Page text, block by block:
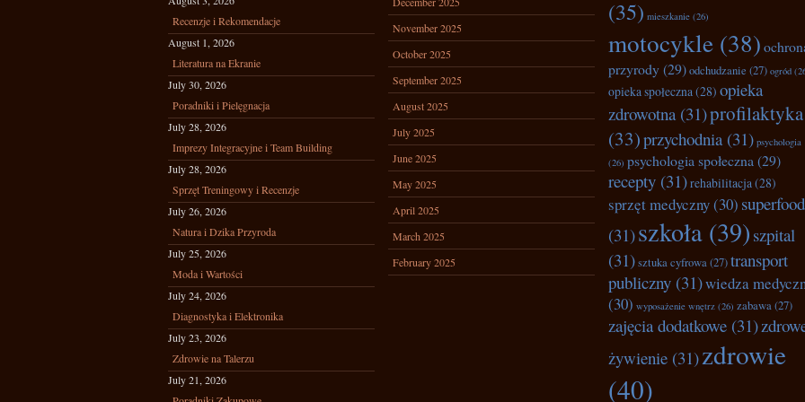
Recenzje i Rekomendacje
August 1, 2026
Literatura na Ekranie
July 30, 2026
Poradniki i Pielęgnacja
July 28, 2026
Imprezy Integracyjne i Team Building
July 28, 2026
Sprzęt Treningowy i Recenzje
July 26, 2026
Natura i Dzika Przyroda
July 25, 2026
Moda i Wartości
July 24, 2026
Diagnostyka i Elektronika
July 23, 2026
Zdrowie na Talerzu
July 21, 2026
November 2025
October 2025
September 2025
August 2025
July 2025
June 2025
May 2025
April 2025
March 2025
February 2025
(35) mieszkanie (26)
motocykle (38)
przyrody(29)odchudzanie (27) ogród
opieka społeczna(28) opieka
zdrowotna(31)profilaktyka
(33)przychodnia(31) psychologia
(26) psychologia społeczna (29)
recepty (31)rehabilitacja(28)
sprzęt medyczny(30)
(31)szkoła (39) szpital
(31)sztuka cyfrowa(27)transport
publiczny (31)wiedza
(30) wyposażenie wnętrz (26) zabawa(27)
zajęcia dodatkowe (31)
żywienie (31)zdrowie
(40)